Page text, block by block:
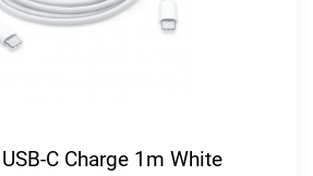
C Charge 1m White